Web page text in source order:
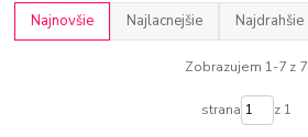
Najnovšie Najlacnejšie Najdrahšie
Zobrazujem 1-7 z 7
strana z 1